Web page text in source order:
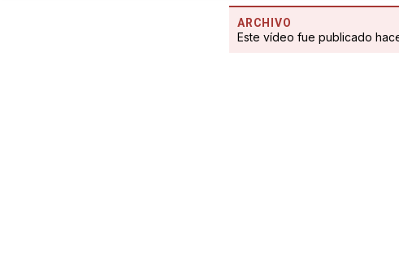
ARCHIVO
Este vídeo fue publicado